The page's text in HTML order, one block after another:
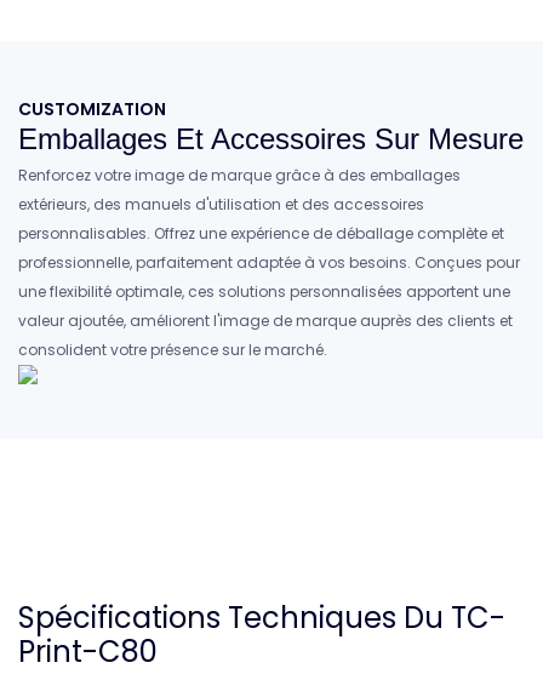
CUSTOMIZATION
Emballages Et Accessoires Sur Mesure
Renforcez votre image de marque grâce à des emballages
extérieurs, des manuels d'utilisation et des accessoires
personnalisables. Offrez une expérience de déballage complète et
professionnelle, parfaitement adaptée à vos besoins. Conçues pour
une flexibilité optimale, ces solutions personnalisées apportent une
valeur ajoutée, améliorent l'image de marque auprès des clients et
consolident votre présence sur le marché.
Spécifications Techniques Du TC-
Print-C80